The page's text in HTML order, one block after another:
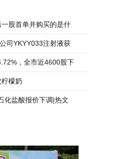
股首单并购买的是什
司YKYY033注射液获
，全市近4600股下
檬奶
化盐酸报价下调|热文